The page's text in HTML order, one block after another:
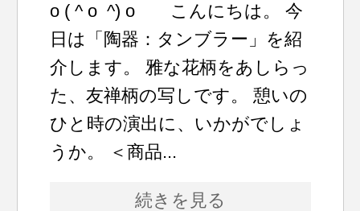
o ( ^ o ^) o こんにちは。 今
日は「陶器：タンブラー」を紹
介します。 雅な花柄をあしらっ
た、友禅柄の写しです。 憩いの
ひと時の演出に、いかがでしょ
うか。 ＜商品...
続きを見る